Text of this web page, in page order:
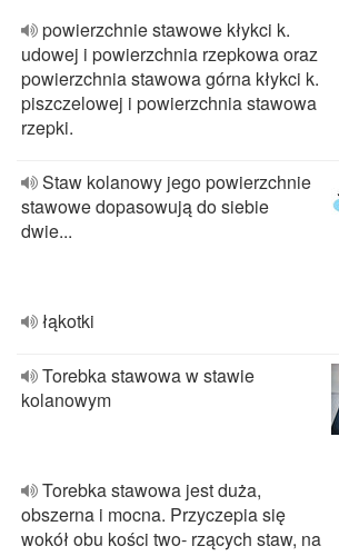
powierzchnie stawowe kłykci k.
udowej i powierzchnia rzepkowa oraz
powierzchnia stawowa górna kłykci k.
piszczelowej i powierzchnia stawowa
rzepki.
Staw kolanowy jego powierzchnie
stawowe dopasowują do siebie
dwie...
łąkotki
Torebka stawowa w stawie
kolanowym
Torebka stawowa jest duża,
obszerna i mocna. Przyczepia się
wokół obu kości two‐ rzących staw, na